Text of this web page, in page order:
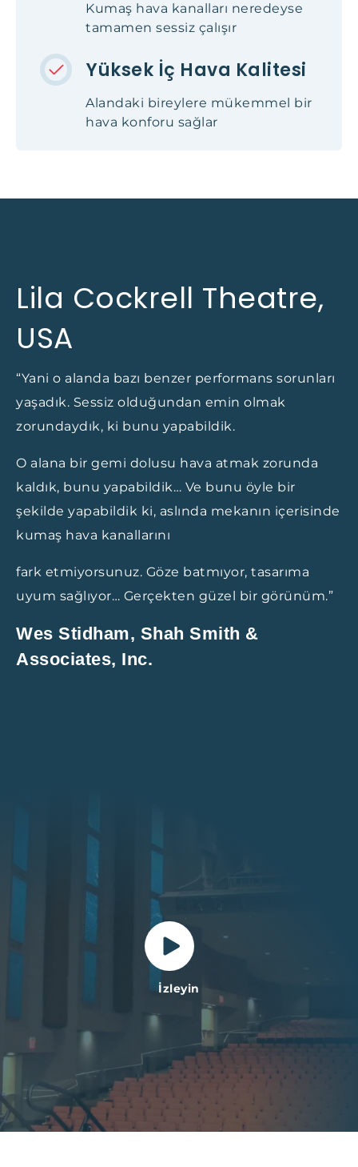
Kumaş hava kanalları neredeyse
tamamen sessiz çalışır
Yüksek İç Hava Kalitesi
Alandaki bireylere mükemmel bir
hava konforu sağlar
Lila Cockrell Theatre,
USA
“Yani o alanda bazı benzer performans sorunları
yaşadık. Sessiz olduğundan emin olmak
zorundaydık, ki bunu yapabildik.
O alana bir gemi dolusu hava atmak zorunda
kaldık, bunu yapabildik… Ve bunu öyle bir
şekilde yapabildik ki, aslında mekanın içerisinde
kumaş hava kanallarını
fark etmiyorsunuz. Göze batmıyor, tasarıma
uyum sağlıyor… Gerçekten güzel bir görünüm.”
Wes Stidham, Shah Smith &
Associates, Inc.
İzleyin